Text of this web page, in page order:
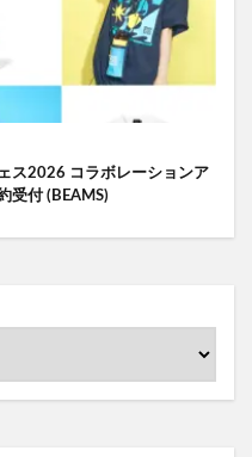
ス2026 コラボレーションア
受付 (BEAMS)